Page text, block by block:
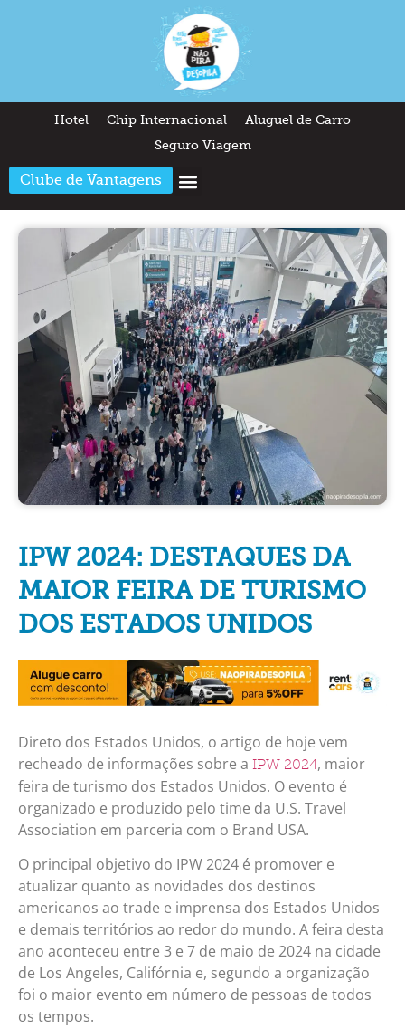
Hotel Chip Internacional
Aluguel de Carro
Seguro Viagem
Clube de Vantagens
IPW 2024: DESTAQUES DA
MAIOR FEIRA DE TURISMO
DOS ESTADOS UNIDOS
Direto dos Estados Unidos, o artigo de hoje vem
recheado de informações sobre a IPW 2024, maior
feira de turismo dos Estados Unidos. O evento é
organizado e produzido pelo time da U.S. Travel
Association em parceria com o Brand USA.
O principal objetivo do IPW 2024 é promover e
atualizar quanto as novidades dos destinos
americanos ao trade e imprensa dos Estados Unidos
e demais territórios ao redor do mundo. A feira desta
ano aconteceu entre 3 e 7 de maio de 2024 na cidade
de Los Angeles, Califórnia e, segundo a organização
foi o maior evento em número de pessoas de todos
os tempos.